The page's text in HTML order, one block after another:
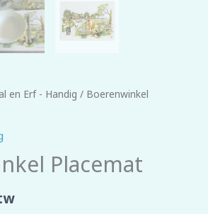
en Erf - Handig / Boerenwinkel
Placemat